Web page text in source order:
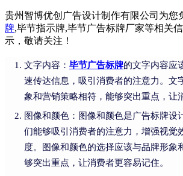
贵州智博优创广告设计制作有限公司为您
牌,毕节指示牌,毕节广告标牌厂家等相关
示，敬请关注！
文字内容： 毕节广告标牌的文字内容应
速传达信息，吸引消费者的注意力。文
象和营销策略相符，能够突出重点，让
图像和颜色：图像和颜色是广告标牌设
们能够吸引消费者的注意力，增强视觉
度。图像和颜色的选择应该与品牌形象
够突出重点，让消费者更容易记住。